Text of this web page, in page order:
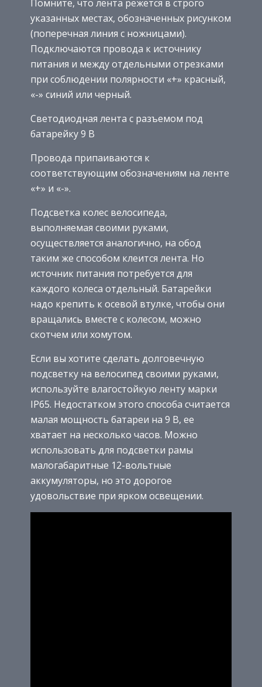
Помните, что лента режется в строго
указанных местах, обозначенных рисунком
(поперечная линия с ножницами).
Подключаются провода к источнику
питания и между отдельными отрезками
при соблюдении полярности «+» красный,
«-» синий или черный.
Светодиодная лента с разъемом под
батарейку 9 В
Провода припаиваются к
соответствующим обозначениям на ленте
«+» и «-».
Подсветка колес велосипеда,
выполняемая своими руками,
осуществляется аналогично, на обод
таким же способом клеится лента. Но
источник питания потребуется для
каждого колеса отдельный. Батарейки
надо крепить к осевой втулке, чтобы они
вращались вместе с колесом, можно
скотчем или хомутом.
Если вы хотите сделать долговечную
подсветку на велосипед своими руками,
используйте влагостойкую ленту марки
IP65. Недостатком этого способа считается
малая мощность батареи на 9 В, ее
хватает на несколько часов. Можно
использовать для подсветки рамы
малогабаритные 12-вольтные
аккумуляторы, но это дорогое
удовольствие при ярком освещении.